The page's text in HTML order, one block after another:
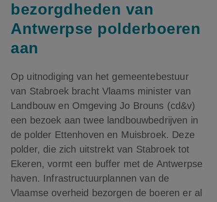
bezorgdheden van
Antwerpse polderboeren
aan
Op uitnodiging van het gemeentebestuur
van Stabroek bracht Vlaams minister van
Landbouw en Omgeving Jo Brouns (cd&v)
een bezoek aan twee landbouwbedrijven in
de polder Ettenhoven en Muisbroek. Deze
polder, die zich uitstrekt van Stabroek tot
Ekeren, vormt een buffer met de Antwerpse
haven. Infrastructuurplannen van de
Vlaamse overheid bezorgen de boeren er al